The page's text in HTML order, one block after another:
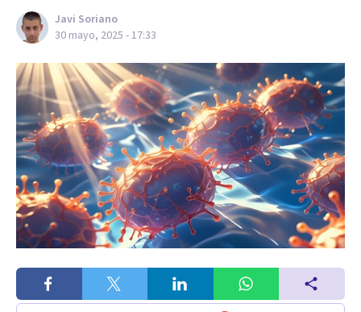
Javi Soriano
30 mayo, 2025 - 17:33